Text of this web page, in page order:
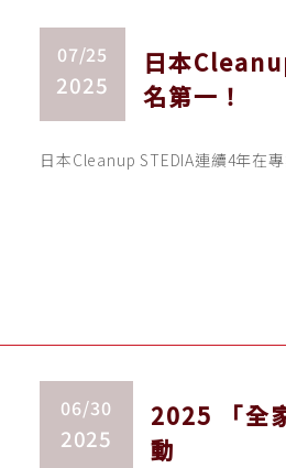
07/25
2025
日本
名第一！
日本Cleanup STEDIA連續4年在
06/30
2025
2025 「全
動